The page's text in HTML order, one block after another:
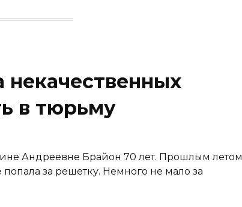
некачественных
в тюрьму
Андреевне Брайон 70 лет. Прошлым летом
за решетку. Немного не мало за